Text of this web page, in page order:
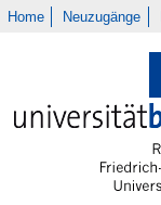
Home Neuzugänge